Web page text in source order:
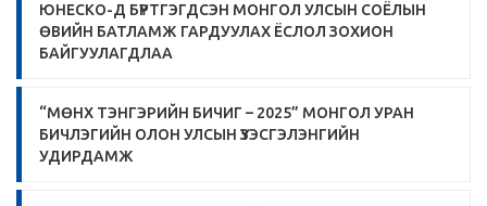
ЮНЕСКО-Д БҮРТГЭГДСЭН МОНГОЛ УЛСЫН СОЁЛЫН
ӨВИЙН БАТЛАМЖ ГАРДУУЛАХ ЁСЛОЛ ЗОХИОН
БАЙГУУЛАГДЛАА
“МӨНХ ТЭНГЭРИЙН БИЧИГ – 2025” МОНГОЛ УРАН
БИЧЛЭГИЙН ОЛОН УЛСЫН ҮЗЭСГЭЛЭНГИЙН
УДИРДАМЖ